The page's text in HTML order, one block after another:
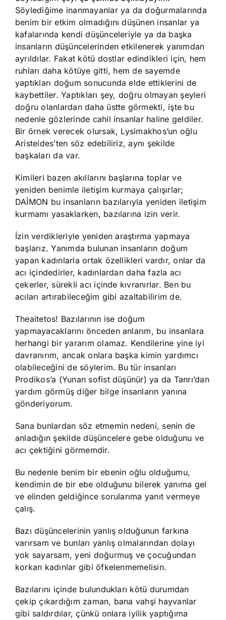
Söylediğime inanmayanlar ya da doğurmalarında
benim bir etkim olmadığını düşünen insanlar ya
kafalarında kendi düşünceleriyle ya da başka
insanların düşüncelerinden etkilenerek yanımdan
ayrıldılar. Fakat kötü dostlar edindikleri için, hem
ruhları daha kötüye gitti, hem de sayemde
yaptıkları doğum sonucunda elde ettiklerini de
kaybettiler. Yaptıkları şey, doğru olmayan şeyleri
doğru olanlardan daha üstte görmekti, işte bu
nedenle gözlerinde cahil insanlar haline geldiler.
Bir örnek verecek olursak, Lysimakhos’un oğlu
Aristeides’ten söz edebiliriz, aynı şekilde
başkaları da var.
Kimileri bazen akıllarını başlarına toplar ve
yeniden benimle iletişim kurmaya çalışırlar;
DAİMON bu insanların bazılarıyla yeniden iletişim
kurmamı yasaklarken, bazılarına izin verir.
İzin verdikleriyle yeniden araştırma yapmaya
başlarız. Yanımda bulunan insanların doğum
yapan kadınlarla ortak özellikleri vardır, onlar da
acı içindedirler, kadınlardan daha fazla acı
çekerler, sürekli acı içinde kıvranırlar. Ben bu
acıları artırabileceğim gibi azaltabilirim de.
Theaitetos! Bazılarının ise doğum
yapmayacaklarını önceden anlarım, bu insanlara
herhangi bir yararım olamaz. Kendilerine yine iyi
davranırım, ancak onlara başka kimin yardımcı
olabileceğini de söylerim. Bu tür insanları
Prodikos’a (Yunan sofist düşünür) ya da Tanrı’dan
yardım görmüş diğer bilge insanların yanına
gönderiyorum.
Sana bunlardan söz etmemin nedeni, senin de
anladığın şekilde düşüncelere gebe olduğunu ve
acı çektiğini görmemdir.
Bu nedenle benim bir ebenin oğlu olduğumu,
kendimin de bir ebe olduğunu bilerek yanıma gel
ve elinden geldiğince sorularıma yanıt vermeye
çalış.
Bazı düşüncelerinin yanlış olduğunun farkına
varırsam ve bunları yanlış olmalarından dolayı
yok sayarsam, yeni doğurmuş ve çocuğundan
korkan kadınlar gibi öfkelenmemelisin.
Bazılarını içinde bulundukları kötü durumdan
çekip çıkardığım zaman, bana vahşi hayvanlar
gibi saldırdılar, çünkü onlara iyilik yaptığıma